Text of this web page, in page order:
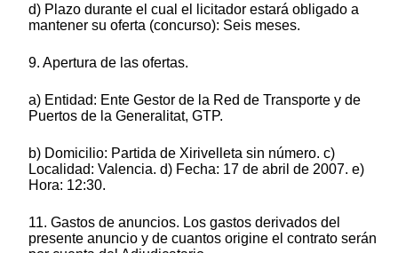
d) Plazo durante el cual el licitador estará obligado a
mantener su oferta (concurso): Seis meses.
9. Apertura de las ofertas.
a) Entidad: Ente Gestor de la Red de Transporte y de
Puertos de la Generalitat, GTP.
b) Domicilio: Partida de Xirivelleta sin número. c)
Localidad: Valencia. d) Fecha: 17 de abril de 2007. e)
Hora: 12:30.
11. Gastos de anuncios. Los gastos derivados del
presente anuncio y de cuantos origine el contrato serán